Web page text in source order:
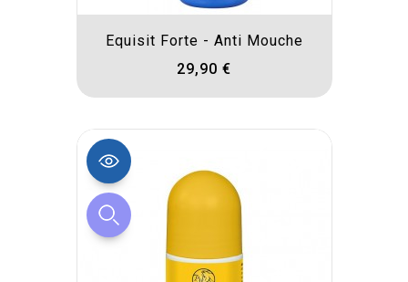
Equisit Forte - Anti Mouche
29,90 €